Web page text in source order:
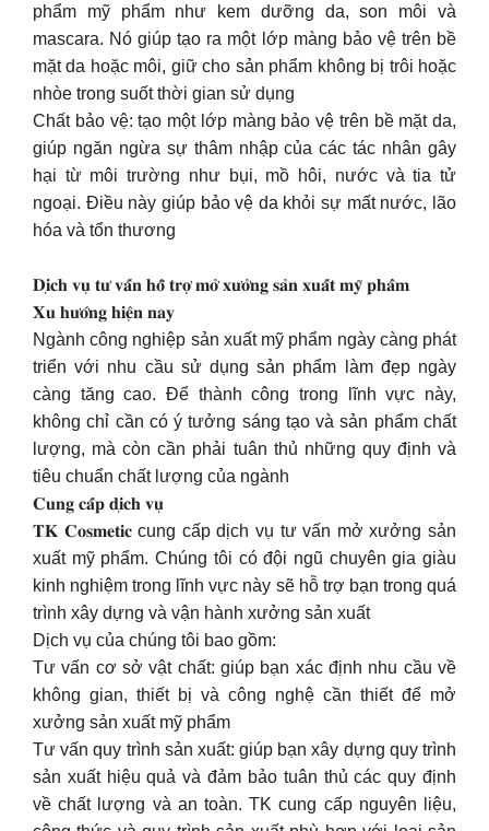
phẩm mỹ phẩm như kem dưỡng da, son môi và
mascara. Nó giúp tạo ra một lớp màng bảo vệ trên bề
mặt da hoặc môi, giữ cho sản phẩm không bị trôi hoặc
nhòe trong suốt thời gian sử dụng
Chất bảo vệ: tạo một lớp màng bảo vệ trên bề mặt da,
giúp ngăn ngừa sự thâm nhập của các tác nhân gây
hại từ môi trường như bụi, mồ hôi, nước và tia tử
ngoại. Điều này giúp bảo vệ da khỏi sự mất nước, lão
hóa và tổn thương
𝐃𝐢̣𝐜𝐡 𝐯𝐮̣ 𝐭𝐮̛ 𝐯𝐚̂́𝐧 𝐡𝐨̂̃ 𝐭𝐫𝐨̛̣ 𝐦𝐨̛̉ 𝐱𝐮̛𝐨̛̉𝐧𝐠 𝐬𝐚̉𝐧 𝐱𝐮𝐚̂́𝐭 𝐦𝐲̃ 𝐩𝐡𝐚̂̉𝐦
𝐗𝐮 𝐡𝐮̛𝐨̛́𝐧𝐠 𝐡𝐢𝐞̣̂𝐧 𝐧𝐚𝐲
Ngành công nghiệp sản xuất mỹ phẩm ngày càng phát
triển với nhu cầu sử dụng sản phẩm làm đẹp ngày
càng tăng cao. Để thành công trong lĩnh vực này,
không chỉ cần có ý tưởng sáng tạo và sản phẩm chất
lượng, mà còn cần phải tuân thủ những quy định và
tiêu chuẩn chất lượng của ngành
𝐂𝐮𝐧𝐠 𝐜𝐚̂́𝐩 𝐝𝐢̣𝐜𝐡 𝐯𝐮̣
𝐓𝐊 𝐂𝐨𝐬𝐦𝐞𝐭𝐢𝐜 cung cấp dịch vụ tư vấn mở xưởng sản
xuất mỹ phẩm. Chúng tôi có đội ngũ chuyên gia giàu
kinh nghiệm trong lĩnh vực này sẽ hỗ trợ bạn trong quá
trình xây dựng và vận hành xưởng sản xuất
Dịch vụ của chúng tôi bao gồm:
Tư vấn cơ sở vật chất: giúp bạn xác định nhu cầu về
không gian, thiết bị và công nghệ cần thiết để mở
xưởng sản xuất mỹ phẩm
Tư vấn quy trình sản xuất: giúp bạn xây dựng quy trình
sản xuất hiệu quả và đảm bảo tuân thủ các quy định
về chất lượng và an toàn. TK cung cấp nguyên liệu,